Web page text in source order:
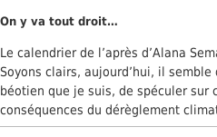
On y va tout droit…
Le calendrier de l’après d’Alana
Soyons clairs, aujourd’hui, il
béotien que je suis, de spéculer sur
conséquences du dérèglement